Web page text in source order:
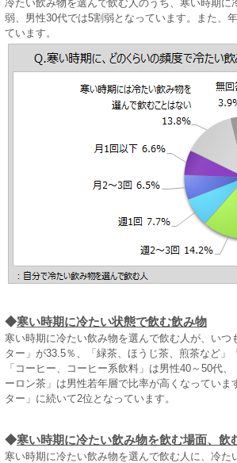
冷たい飲み物を選んで飲む人のうち、寒い時期
弱、男性30代では5割弱となっています。また、
ています。
◆寒い時期に冷たい状態で飲む飲み物
寒い時期に冷たい飲み物を選んで飲む人が、い
ター」が33.5％、「緑茶、ほうじ茶、煎茶など
「コーヒー、コーヒー系飲料」は男性40～50代
ーロン茶」は男性若年層で比率が高くなってい
ター」に続いて2位となっています。
◆寒い時期に冷たい飲み物を飲む場面、飲
寒い時期に冷たい飲み物を選んで飲む人に、冷